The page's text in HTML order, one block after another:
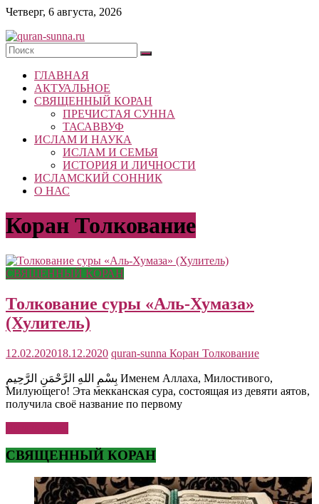
Skip
content
Четверг, 6 августа, 2026
quran-
sunna.ru
«Центр
исследований
Республики
Татарстан
ГЛАВНАЯ
АКТУАЛЬНОЕ
СВЯЩЕННЫЙ КОРАН
ПРЕЧИСТАЯ СУННА
ТАСАВВУФ
ИСЛАМ И НАУКА
ИСЛАМ И СЕМЬЯ
ИСТОРИЯ И ЛИЧНОСТИ
ИСЛАМСКИЙ СОННИК
О НАС
Коран Толкование
СВЯЩЕННЫЙ КОРАН
Толкование суры «Аль-Хумаза»
(Хулитель)
12.02.202018.12.2020 quran-sunna Коран Толкование
بِسْمِ اللهِ الرَّحْمَنِ الرَّحِيمِ Именем Аллаха, Милостивого,
Милующего! Эта мекканская сура, состоящая из девяти аятов,
получила своё название по первому
СВЯЩЕННЫЙ КОРАН